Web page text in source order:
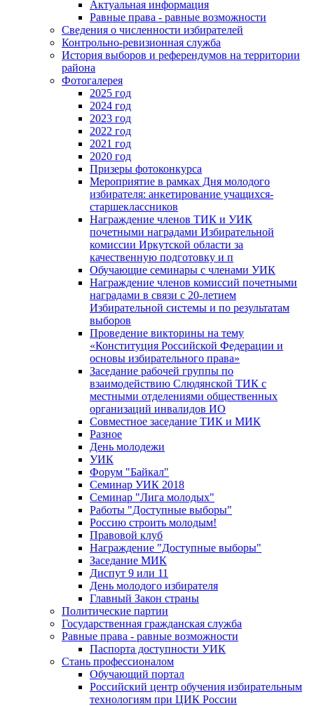
Актуальная информация
Равные права - равные возможности
Сведения о численности избирателей
Контрольно-ревизионная служба
История выборов и референдумов на территории
района
Фотогалерея
2025 год
2024 год
2023 год
2022 год
2021 год
2020 год
Призеры фотоконкурса
Мероприятие в рамках Дня молодого
избирателя: анкетирование учащихся-
старшеклассников
Награждение членов ТИК и УИК
почетными наградами Избирательной
комиссии Иркутской области за
качественную подготовку и п
Обучающие семинары с членами УИК
Награждение членов комиссий почетными
наградами в связи с 20-летием
Избирательной системы и по результатам
выборов
Проведение викторины на тему
«Конституция Российской Федерации и
основы избирательного права»
Заседание рабочей группы по
взаимодействию Слюдянской ТИК с
местными отделениями общественных
организаций инвалидов ИО
Совместное заседание ТИК и МИК
Разное
День молодежи
УИК
Форум "Байкал"
Семинар УИК 2018
Семинар "Лига молодых"
Работы "Доступные выборы"
Россию строить молодым!
Правовой клуб
Награждение "Доступные выборы"
Заседание МИК
Диспут 9 или 11
День молодого избирателя
Главный Закон страны
Политические партии
Государственная гражданская служба
Равные права - равные возможности
Паспорта доступности УИК
Стань профессионалом
Обучающий портал
Российский центр обучения избирательным
технологиям при ЦИК России